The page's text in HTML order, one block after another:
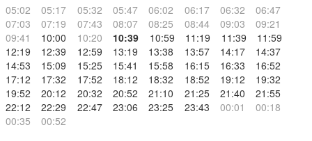
05:02
05:17 05:32 05:47 06:02 06:17 06:32
06:47
07:03
07:19 07:43 08:07 08:25 08:44 09:03
09:21
09:41
10:00 10:20 10:39 10:59 11:19 11:39
11:59
12:19
12:39 12:59 13:19 13:38 13:57 14:17
14:37
14:53
15:09 15:25 15:41 15:58 16:15 16:33
16:52
17:12
17:32 17:52 18:12 18:32 18:52 19:12
19:32
19:52
20:12 20:32 20:52 21:10 21:25 21:40
21:55
22:12
22:29 22:47 23:06 23:25 23:43 00:01
00:18
00:35
00:52